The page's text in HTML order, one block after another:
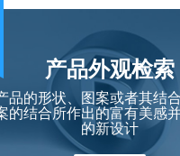
产品外观检索
品的形状、图案或者其结
的结合所作出的富有美感
的新设计